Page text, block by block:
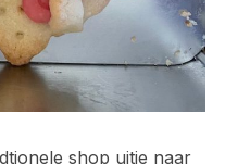
shop uitje naar